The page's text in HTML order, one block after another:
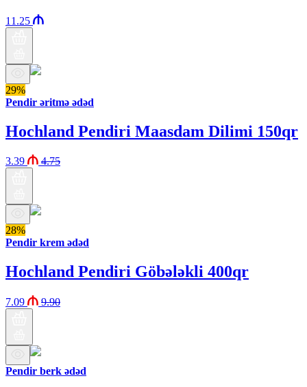
11.25
29%
Pendir əritmə ədəd
Hochland Pendiri Maasdam Dilimi 150qr
3.39 4.75
28%
Pendir krem ədəd
Hochland Pendiri Göbələkli 400qr
7.09 9.90
Pendir berk ədəd